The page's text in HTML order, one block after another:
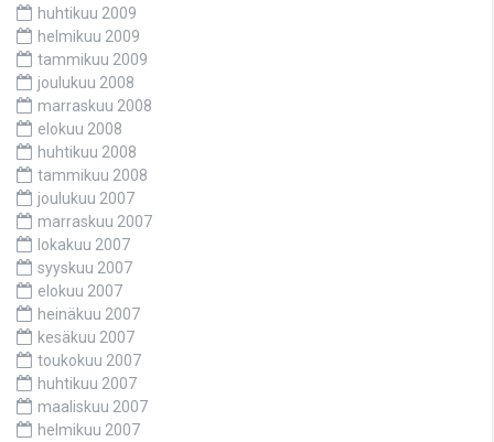
huhtikuu 2009
helmikuu 2009
tammikuu 2009
joulukuu 2008
marraskuu 2008
elokuu 2008
huhtikuu 2008
tammikuu 2008
joulukuu 2007
marraskuu 2007
lokakuu 2007
syyskuu 2007
elokuu 2007
heinäkuu 2007
kesäkuu 2007
toukokuu 2007
huhtikuu 2007
maaliskuu 2007
helmikuu 2007